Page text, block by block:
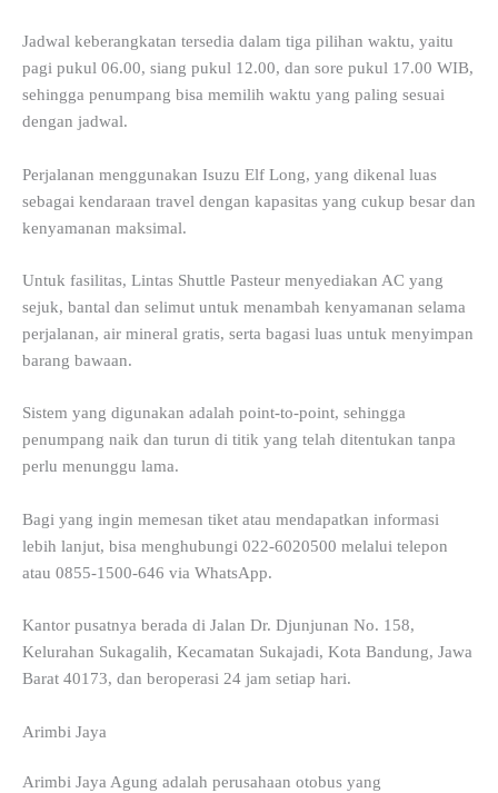
Jadwal keberangkatan tersedia dalam tiga pilihan waktu, yaitu
pagi pukul 06.00, siang pukul 12.00, dan sore pukul 17.00 WIB,
sehingga penumpang bisa memilih waktu yang paling sesuai
dengan jadwal.
Perjalanan menggunakan Isuzu Elf Long, yang dikenal luas
sebagai kendaraan travel dengan kapasitas yang cukup besar dan
kenyamanan maksimal.
Untuk fasilitas, Lintas Shuttle Pasteur menyediakan AC yang
sejuk, bantal dan selimut untuk menambah kenyamanan selama
perjalanan, air mineral gratis, serta bagasi luas untuk menyimpan
barang bawaan.
Sistem yang digunakan adalah point-to-point, sehingga
penumpang naik dan turun di titik yang telah ditentukan tanpa
perlu menunggu lama.
Bagi yang ingin memesan tiket atau mendapatkan informasi
lebih lanjut, bisa menghubungi 022-6020500 melalui telepon
atau 0855-1500-646 via WhatsApp.
Kantor pusatnya berada di Jalan Dr. Djunjunan No. 158,
Kelurahan Sukagalih, Kecamatan Sukajadi, Kota Bandung, Jawa
Barat 40173, dan beroperasi 24 jam setiap hari.
Arimbi Jaya
Arimbi Jaya Agung adalah perusahaan otobus yang